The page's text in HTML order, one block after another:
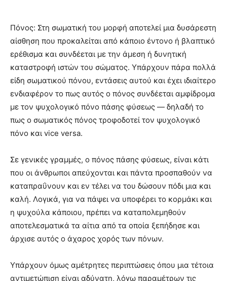
Πόνος: Στη σωματική του μορφή αποτελεί μια δυσάρεστη
αίσθηση που προκαλείται από κάποιο έντονο ή βλαπτικό
ερέθισμα και συνδέεται με την άμεση ή δυνητική
καταστροφή ιστών του σώματος. Υπάρχουν πάρα πολλά
είδη σωματικού πόνου, εντάσεις αυτού και έχει ιδιαίτερο
ενδιαφέρον το πως αυτός ο πόνος συνδέεται αμφίδρομα
με τον ψυχολογικό πόνο πάσης φύσεως — δηλαδή το
πως ο σωματικός πόνος τροφοδοτεί τον ψυχολογικό
πόνο και vice versa.
Σε γενικές γραμμές, ο πόνος πάσης φύσεως, είναι κάτι
που οι άνθρωποι απεύχονται και πάντα προσπαθούν να
καταπραΰνουν και εν τέλει να του δώσουν πόδι μια και
καλή. Λογικά, για να πάψει να υποφέρει το κορμάκι και
η ψυχούλα κάποιου, πρέπει να καταπολεμηθούν
αποτελεσματικά τα αίτια από τα οποία ξεπήδησε και
άρχισε αυτός ο άχαρος χορός των πόνων.
Υπάρχουν όμως αμέτρητες περιπτώσεις όπου μια τέτοια
αντιμετώπιση είναι αδύνατη, λόγω παραμέτρων τις